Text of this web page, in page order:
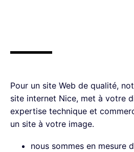
Pour un site Web de qualité,
site internet Nice, met à votre
expertise technique et
un site à votre image.
nous sommes en mesure